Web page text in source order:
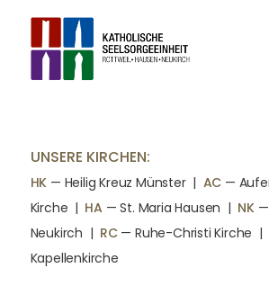
UNSERE KIRCHEN:
HK — Heilig Kreuz Münster | AC —
Kirche | HA — St. Maria Hausen | NK—
Neukirch | RC— Ruhe-Christi Kirche |
Kapellenkirche